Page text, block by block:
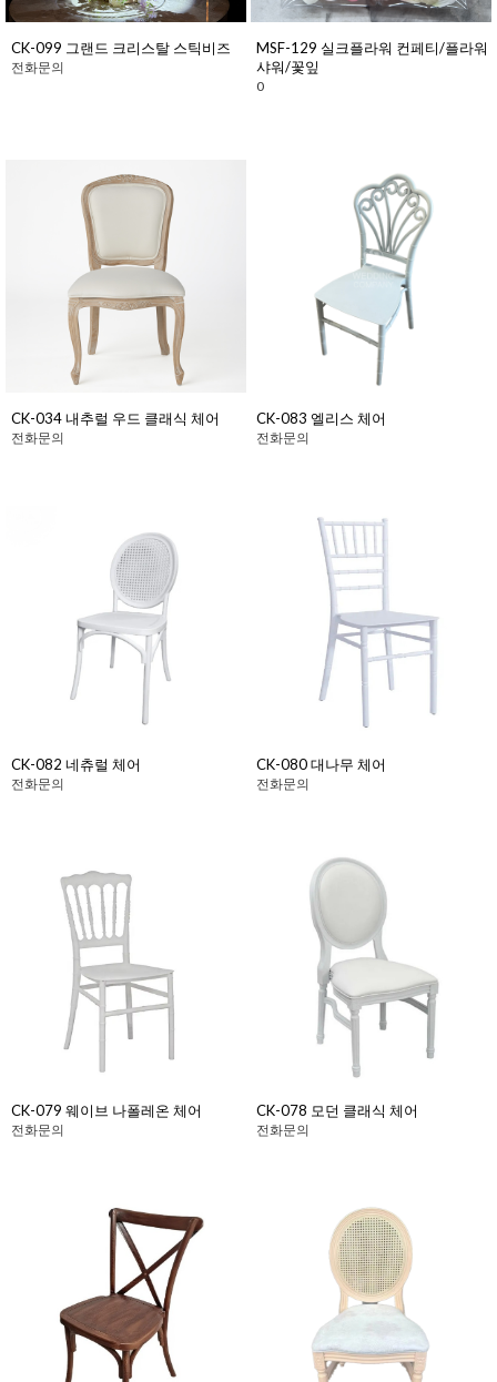
CK-099 그랜드 크리스탈 스틱비즈
전화문의
MSF-129 실크플라워 컨페티/플라워
샤워/꽃잎
0
CK-034 내추럴 우드 클래식 체어
전화문의
CK-083 엘리스 체어
전화문의
CK-082 네츄럴 체어
전화문의
CK-080 대나무 체어
전화문의
CK-079 웨이브 나폴레온 체어
전화문의
CK-078 모던 클래식 체어
전화문의